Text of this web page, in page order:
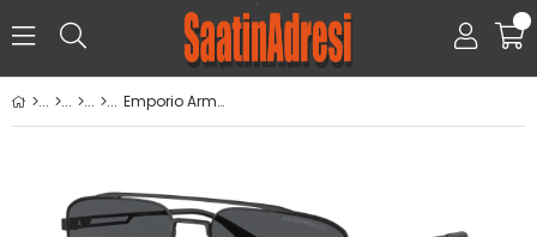
0
Emporio Armani EA2139 300187 57 Erkek Güneş Gözlüğü